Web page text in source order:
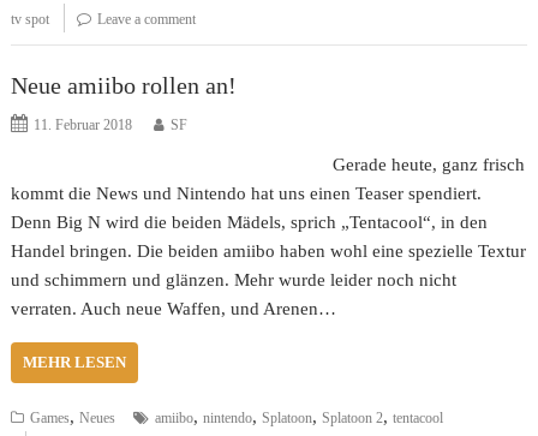
tv spot Leave a comment
Neue amiibo rollen an!
11. Februar 2018 SF
Gerade heute, ganz frisch
kommt die News und Nintendo hat uns einen Teaser spendiert.
Denn Big N wird die beiden Mädels, sprich „Tentacool“, in den
Handel bringen. Die beiden amiibo haben wohl eine spezielle Textur
und schimmern und glänzen. Mehr wurde leider noch nicht
verraten. Auch neue Waffen, und Arenen…
MEHR LESEN
Games,Neues amiibo,nintendo,Splatoon,Splatoon 2,tentacool